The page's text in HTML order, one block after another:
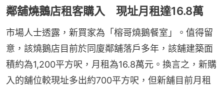
鄰舖燒鵝店租客購入 現址月租達16.8萬
市場人士透露，新買家為「榕哥燒鵝餐室」。值得留
意，該燒鵝店目前於同廈鄰舖落戶多年，該舖建築面
積約為1,200平方呎，月租為16.8萬元。換言之，新購
入的舖位較現址多出約700平方呎，但新舖目前月租